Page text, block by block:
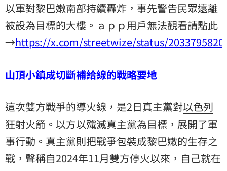
以軍對黎巴嫩南部持續轟炸，事先警告民眾遠離
被設為目標的大樓。ａｐｐ用戶無法觀看請點此
→https://x.com/streetwize/status/
山頂小鎮成切斷補給線的戰略要地
這次雙方戰爭的導火線，是2日真主黨對以色列
狂射火箭。以方以殲滅真主黨為目標，展開了軍
事行動。真主黨則把戰爭包裝成黎巴嫩的生存之
戰，聲稱自2024年11月雙方停火以來，自己就在